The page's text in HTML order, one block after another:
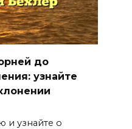
до
узнайте
и узнайте о